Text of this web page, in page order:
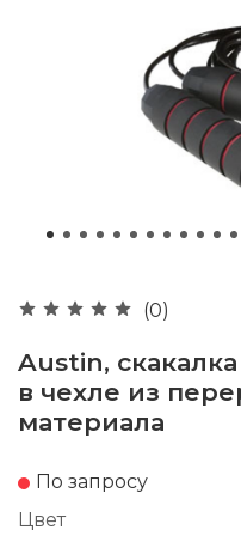
(0)
Austin,
в чехле из
материала
По запросу
Цвет